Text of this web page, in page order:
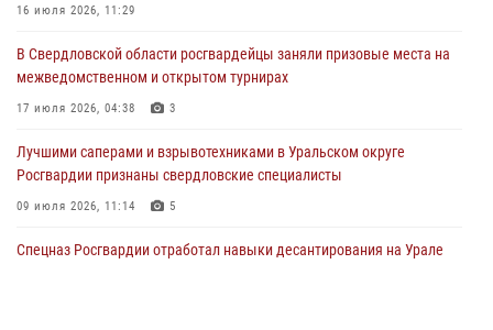
рассказал об итогах работы подразделения в эфире телекомпании
«Телекон»
30 июля 2026, 11:33 1
16 июля 2026, 11:29
В Свердловской области росгвардейцы заняли призовые места на
межведомственном и открытом турнирах
17 июля 2026, 04:38 3
Лучшими саперами и взрывотехниками в Уральском округе
Росгвардии признаны свердловские специалисты
09 июля 2026, 11:14 5
Спецназ Росгвардии отработал навыки десантирования на Урале